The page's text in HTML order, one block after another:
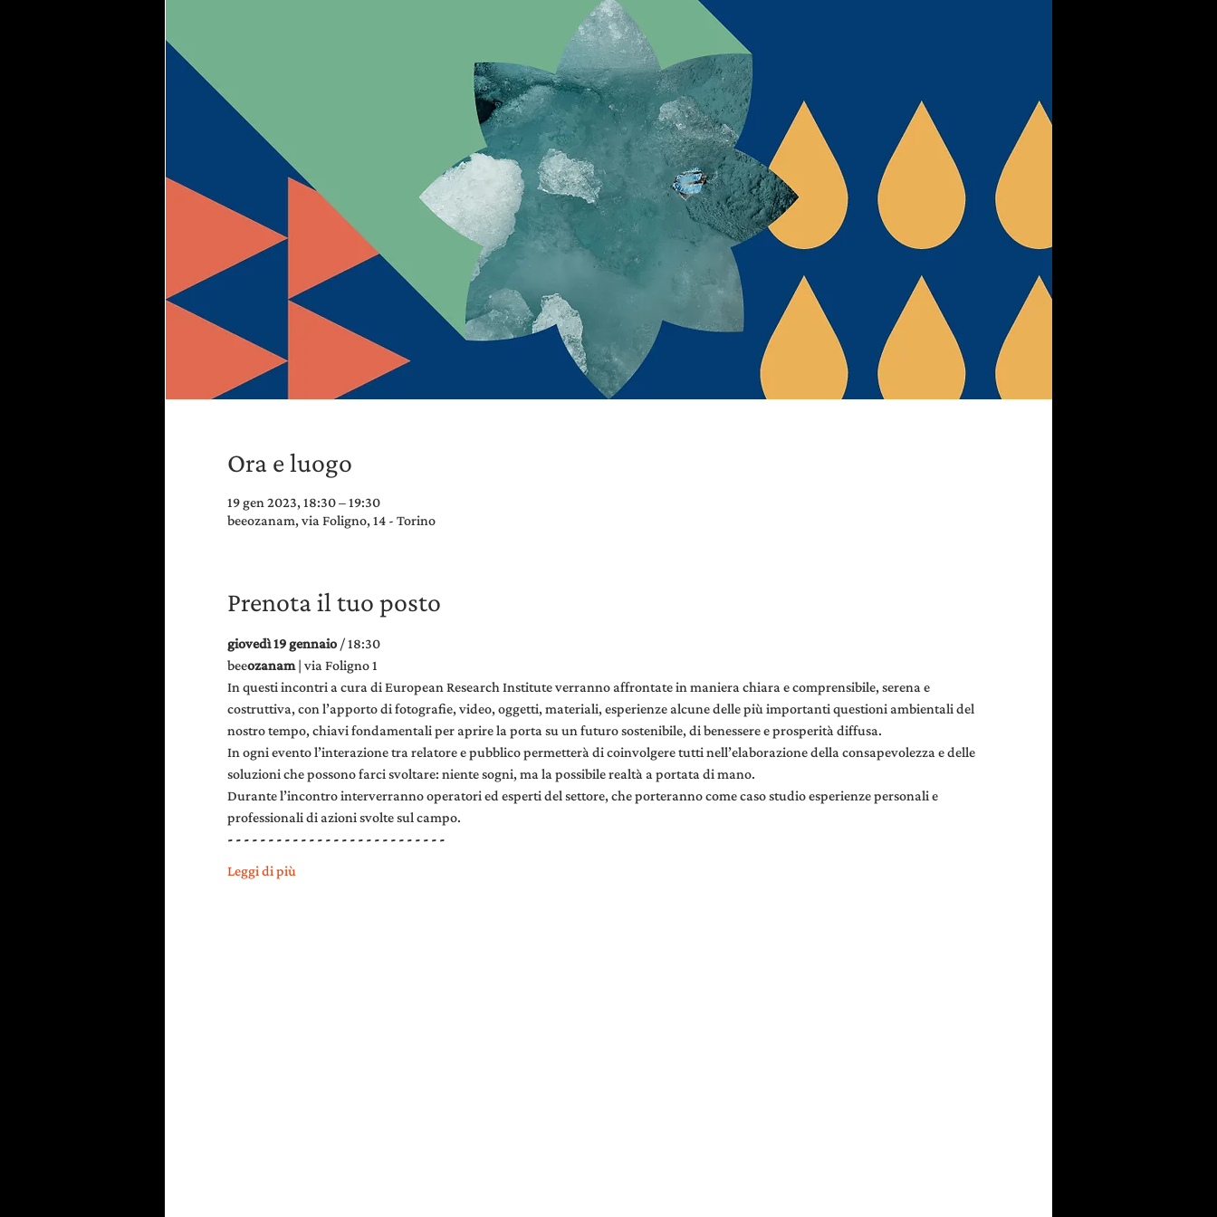
Ora e luogo
19 gen 2023, 18:30 – 19:30
beeozanam, via Foligno, 14 - Torino
Prenota il tuo posto
giovedì 19 gennaio / 18:30
beeozanam | via Foligno 1
In questi incontri a cura di European Research Institute verranno affrontate in maniera chiara e comprensibile, serena e
costruttiva, con l’apporto di fotografie, video, oggetti, materiali, esperienze alcune delle più importanti questioni ambientali del
nostro tempo, chiavi fondamentali per aprire la porta su un futuro sostenibile, di benessere e prosperità diffusa.
In ogni evento l’interazione tra relatore e pubblico permetterà di coinvolgere tutti nell’elaborazione della consapevolezza e delle
soluzioni che possono farci svoltare: niente sogni, ma la possibile realtà a portata di mano.
Durante l’incontro interverranno operatori ed esperti del settore, che porteranno come caso studio esperienze personali e
professionali di azioni svolte sul campo.
- - - - - - - - - - - - - - - - - - - - - - - - - - -
Leggi di più